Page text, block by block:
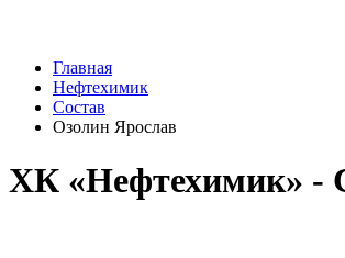
Главная
Нефтехимик
Состав
Озолин Ярослав
ХК «Нефтехимик» -